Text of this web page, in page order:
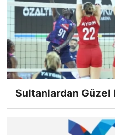
Sultanlardan Güzel